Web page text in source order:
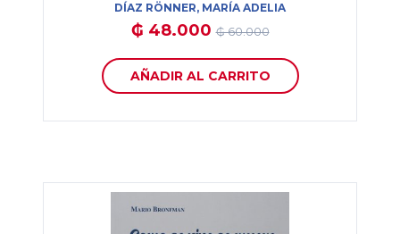
DÍAZ RÖNNER, MARÍA ADELIA
₲ 48.000₲ 60.000
AÑADIR AL CARRITO